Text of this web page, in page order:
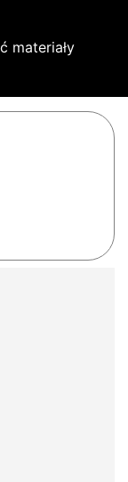
materiały